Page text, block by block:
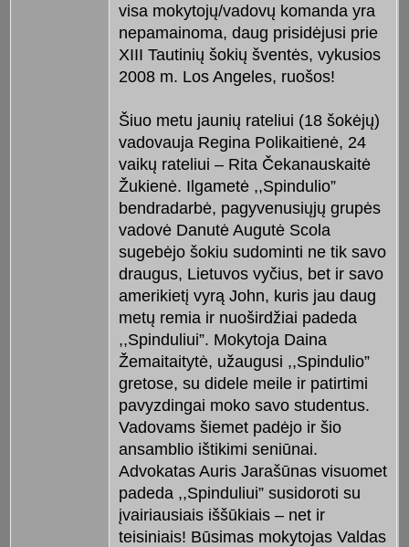
visa mokytojų/vadovų komanda yra
nepamainoma, daug prisidėjusi prie
XIII Tautinių šokių šventės, vykusios
2008 m. Los Angeles, ruošos!
Šiuo metu jaunių rateliui (18 šokėjų)
vadovauja Regina Polikaitienė, 24
vaikų rateliui – Rita Čekanauskaitė
Žukienė. Ilgametė ,,Spindulio”
bendradarbė, pagyvenusiųjų grupės
vadovė Danutė Augutė Scola
sugebėjo šokiu sudominti ne tik savo
draugus, Lietuvos vyčius, bet ir savo
amerikietį vyrą John, kuris jau daug
metų remia ir nuoširdžiai padeda
,,Spinduliui”. Mokytoja Daina
Žemaitaitytė, užaugusi ,,Spindulio”
gretose, su didele meile ir patirtimi
pavyzdingai moko savo studentus.
Vadovams šiemet padėjo ir šio
ansamblio ištikimi seniūnai.
Advokatas Auris Jarašūnas visuomet
padeda ,,Spinduliui” susidoroti su
įvairiausiais iššūkiais – net ir
teisiniais! Būsimas mokytojas Valdas